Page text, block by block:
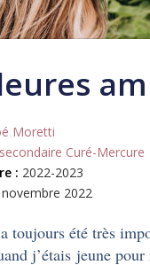
Moretti
Curé-Mercure
: 2022-2023
2022
toujours été très
j’étais jeune